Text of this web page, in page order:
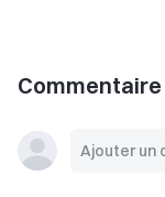
Commentaire